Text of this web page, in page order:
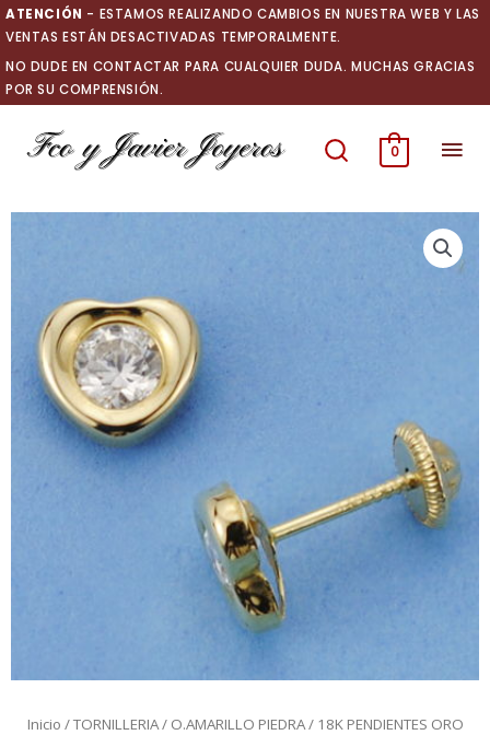
Ir
al
contenido
ATENCIÓN - ESTAMOS REALIZANDO CAMBIOS EN NUESTRA WEB Y LAS
VENTAS ESTÁN DESACTIVADAS TEMPORALMENTE.
NO DUDE EN CONTACTAR PARA CUALQUIER DUDA. MUCHAS GRACIAS
POR SU COMPRENSIÓN.
0
Inicio /TORNILLERIA/ O.AMARILLO PIEDRA/ 18K PENDIENTES ORO